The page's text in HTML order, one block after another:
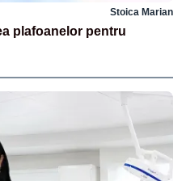
Stoica Marian
plafoanelor pentru